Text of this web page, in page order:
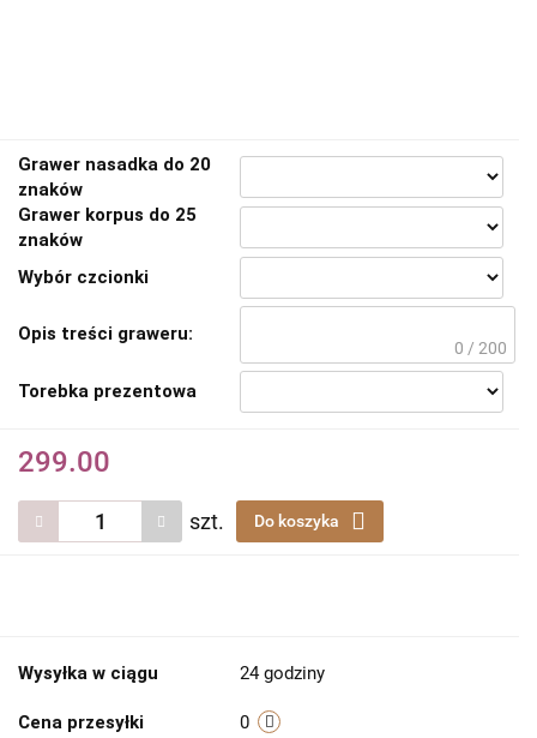
Grawer nasadka do 20
znaków
Grawer korpus do 25
znaków
Wybór czcionki
Opis treści graweru:
0 / 200
Torebka prezentowa
299.00
szt. Do koszyka
Wysyłka w ciągu 24 godziny
Cena przesyłki 0